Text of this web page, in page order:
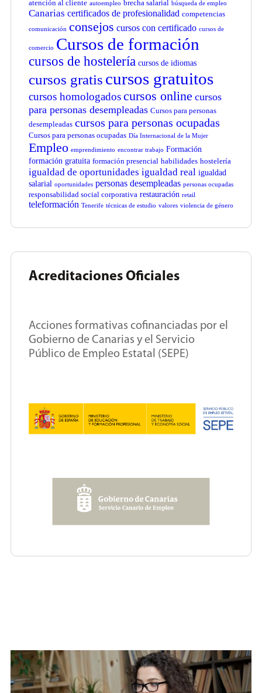
atención al cliente autoempleo brecha salarial búsqueda de empleo
Canarias certificados de profesionalidad competencias
comunicación consejos cursos con certificado cursos de
comercio Cursos de formación
cursos de hostelería cursos de idiomas
cursos gratis cursos gratuitos
cursos homologadoscursos online cursos
para personas desempleadas Cursos para personas
desempleadas cursos para personas ocupadas
Cursos para personas ocupadas Día Internacional de la Mujer
Empleo emprendimiento encontrar trabajo Formación
formación gratuita formación presencial habilidades hostelería
igualdad de oportunidades igualdad real igualdad
salarial oportunidades personas desempleadas personas ocupadas
responsabilidad social corporativa restauración retail
teleformación Tenerife técnicas de estudio valores violencia de género
Acreditaciones Oficiales
Acciones formativas cofinanciadas por el
Gobierno de Canarias y el Servicio
Público de Empleo Estatal (SEPE)